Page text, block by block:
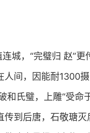
城，“完璧归 赵”更
间，因能耐1300
和氏璧，上雕“受命
到后唐，石敬瑭